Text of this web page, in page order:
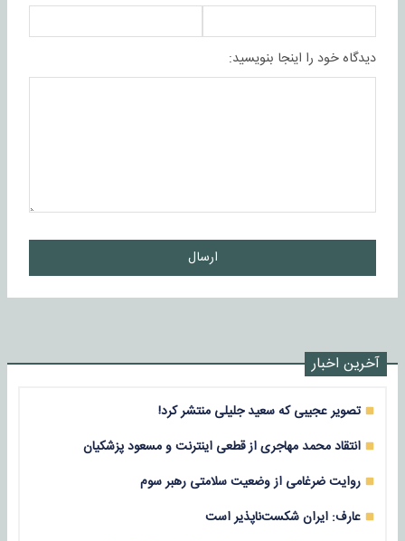
دیدگاه خود را اینجا بنویسید:
ارسال
آخرین اخبار
تصویر عجیبی که سعید جلیلی منتشر کرد!
انتقاد محمد مهاجری از قطعی اینترنت و مسعود پزشکیان
روایت ضرغامی از وضعیت سلامتی رهبر سوم
عارف: ایران شکست‌ناپذیر است